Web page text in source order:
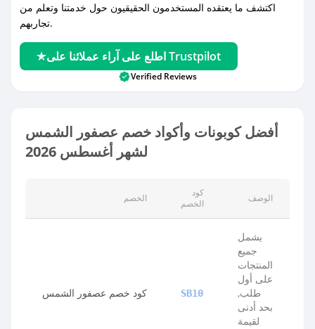
اكتشف ما يعتقده المستخدمون الحقيقيون حول خدمتنا وتعلم من
تجاربهم.
اطلع على آراء عملائنا على Trustpilot
Verified Reviews
أفضل كوبونات وأكواد خصم عصفور الشمس
لشهر أغسطس 2026
الخصم
كود
الخصم
الوصف
كود خصم عصفور الشمس SB10
يشمل
جميع
المنتجات
على أول
طلب,
بحد أدنى
لقيمة